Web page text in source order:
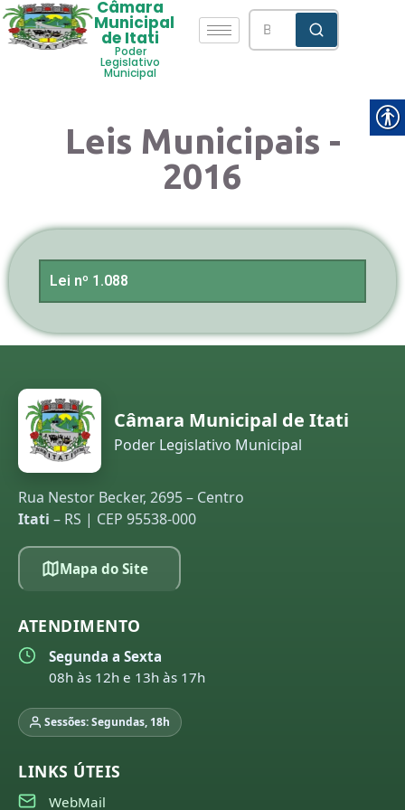
Câmara
Municipal
de Itati
Poder
Legislativo
Municipal
Leis Municipais -
2016
Lei nº 1.088
Câmara Municipal de Itati
Poder Legislativo Municipal
Rua Nestor Becker, 2695 – Centro
Itati – RS | CEP 95538-000
Mapa do Site
ATENDIMENTO
Segunda a Sexta
08h às 12h e 13h às 17h
Sessões: Segundas, 18h
LINKS ÚTEIS
WebMail